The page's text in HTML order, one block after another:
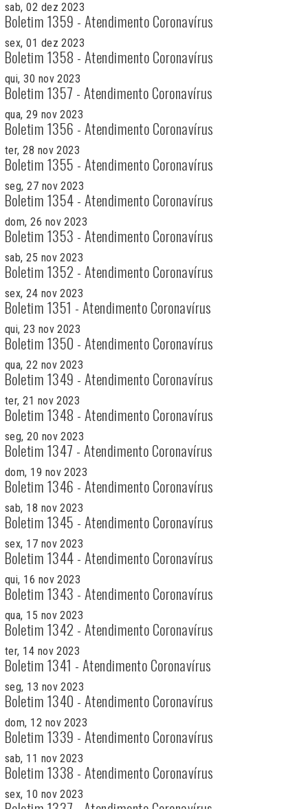
sab, 02 dez 2023
Boletim 1359 - Atendimento Coronavírus
sex, 01 dez 2023
Boletim 1358 - Atendimento Coronavírus
qui, 30 nov 2023
Boletim 1357 - Atendimento Coronavírus
qua, 29 nov 2023
Boletim 1356 - Atendimento Coronavírus
ter, 28 nov 2023
Boletim 1355 - Atendimento Coronavírus
seg, 27 nov 2023
Boletim 1354 - Atendimento Coronavírus
dom, 26 nov 2023
Boletim 1353 - Atendimento Coronavírus
sab, 25 nov 2023
Boletim 1352 - Atendimento Coronavírus
sex, 24 nov 2023
Boletim 1351 - Atendimento Coronavírus
qui, 23 nov 2023
Boletim 1350 - Atendimento Coronavírus
qua, 22 nov 2023
Boletim 1349 - Atendimento Coronavírus
ter, 21 nov 2023
Boletim 1348 - Atendimento Coronavírus
seg, 20 nov 2023
Boletim 1347 - Atendimento Coronavírus
dom, 19 nov 2023
Boletim 1346 - Atendimento Coronavírus
sab, 18 nov 2023
Boletim 1345 - Atendimento Coronavírus
sex, 17 nov 2023
Boletim 1344 - Atendimento Coronavírus
qui, 16 nov 2023
Boletim 1343 - Atendimento Coronavírus
qua, 15 nov 2023
Boletim 1342 - Atendimento Coronavírus
ter, 14 nov 2023
Boletim 1341 - Atendimento Coronavírus
seg, 13 nov 2023
Boletim 1340 - Atendimento Coronavírus
dom, 12 nov 2023
Boletim 1339 - Atendimento Coronavírus
sab, 11 nov 2023
Boletim 1338 - Atendimento Coronavírus
sex, 10 nov 2023